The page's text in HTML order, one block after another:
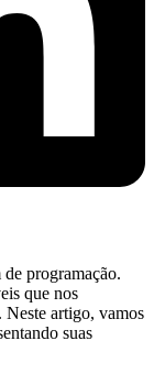
programação.
que nos
Neste artigo, vamos
suas